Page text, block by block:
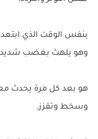
بنفس الوقت الذي
وهو يلهث بغضب شديد،
هو بعد كل مرة يحدث
وسخط وتقزز.